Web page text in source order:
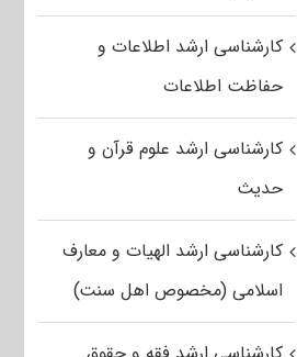
کارشناسی ارشد اطلاعات و
حفاظت اطلاعات
کارشناسی ارشد علوم قرآن و
حدیث
کارشناسی ارشد الهیات و معارف
اسلامی (مخصوص اهل سنت)